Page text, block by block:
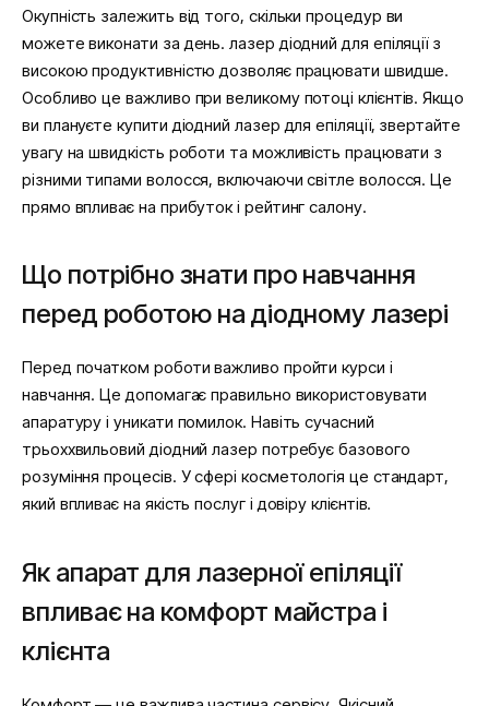
Окупність залежить від того, скільки процедур ви
можете виконати за день. лазер діодний для епіляції з
високою продуктивністю дозволяє працювати швидше.
Особливо це важливо при великому потоці клієнтів. Якщо
ви плануєте купити діодний лазер для епіляції, звертайте
увагу на швидкість роботи та можливість працювати з
різними типами волосся, включаючи світле волосся. Це
прямо впливає на прибуток і рейтинг салону.
Що потрібно знати про навчання
перед роботою на діодному лазері
Перед початком роботи важливо пройти курси і
навчання. Це допомагає правильно використовувати
апаратуру і уникати помилок. Навіть сучасний
трьоххвильовий діодний лазер потребує базового
розуміння процесів. У сфері косметологія це стандарт,
який впливає на якість послуг і довіру клієнтів.
Як апарат для лазерної епіляції
впливає на комфорт майстра і
клієнта